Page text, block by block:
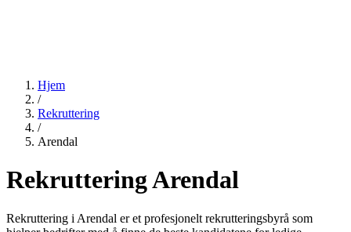
Hjem
/
Rekruttering
/
Arendal
Rekruttering Arendal
Rekruttering i Arendal er et profesjonelt rekrutteringsbyrå som